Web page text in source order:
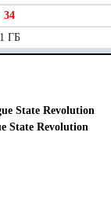
34
ГБ
State Revolution